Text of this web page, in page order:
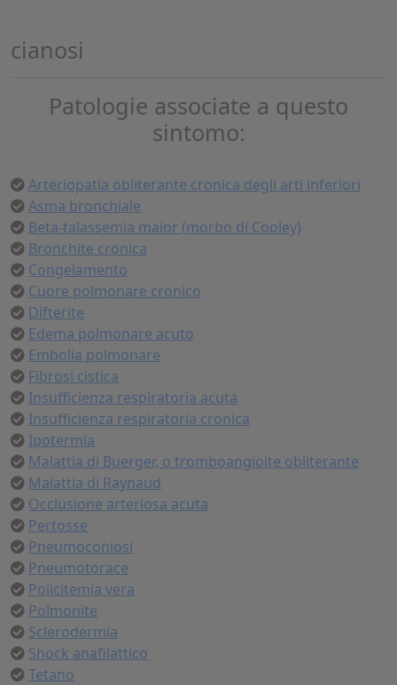
cianosi
Patologie associate a questo
sintomo:
Arteriopatia obliterante cronica degli arti inferiori
Asma bronchiale
Beta-talassemia maior (morbo di Cooley)
Bronchite cronica
Congelamento
Cuore polmonare cronico
Difterite
Edema polmonare acuto
Embolia polmonare
Fibrosi cistica
Insufficienza respiratoria acuta
Insufficienza respiratoria cronica
Ipotermia
Malattia di Buerger, o tromboangioite obliterante
Malattia di Raynaud
Occlusione arteriosa acuta
Pertosse
Pneumoconiosi
Pneumotorace
Policitemia vera
Polmonite
Sclerodermia
Shock anafilattico
Tetano